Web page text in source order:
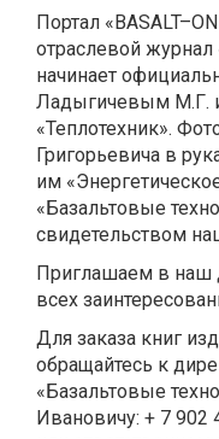
Портал
отраслевой журнал
начинает
Ладыгичевым М.Г.
«Теплотехник».
Григорьевича в
им
«Базальтовые
свидетельством
Приглашаем в наш
всех
Для заказа книг
обращайтесь к
«Базальтовые
Ивановичу: + 7 902